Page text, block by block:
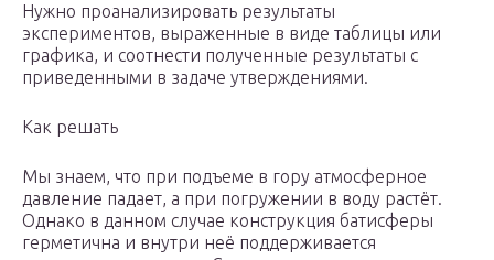
Нужно проанализировать результаты
экспериментов, выраженные в виде таблицы или
графика, и соотнести полученные результаты с
приведенными в задаче утверждениями.
Как решать
Мы знаем, что при подъеме в гору атмосферное
давление падает, а при погружении в воду растёт.
Однако в данном случае конструкция батисферы
герметична и внутри неё поддерживается